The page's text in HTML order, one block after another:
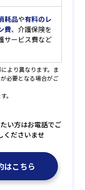
耗品や有料のレ
費、介護保険を
サービス費など
より異なります。ま
必要となる場合がご
。
い方はお電話でご
くださいませ
はこちら